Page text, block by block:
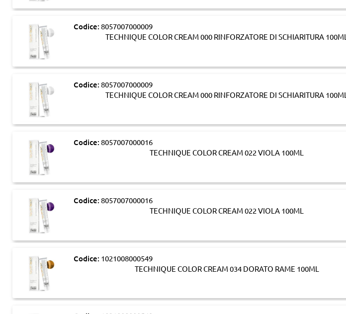
Codice: 8057007000009
TECHNIQUE COLOR CREAM 000 RINFORZATORE DI SCHIARITURA 100ML
Codice: 8057007000009
TECHNIQUE COLOR CREAM 000 RINFORZATORE DI SCHIARITURA 100ML
Codice: 8057007000016
TECHNIQUE COLOR CREAM 022 VIOLA 100ML
Codice: 8057007000016
TECHNIQUE COLOR CREAM 022 VIOLA 100ML
Codice: 1021008000549
TECHNIQUE COLOR CREAM 034 DORATO RAME 100ML